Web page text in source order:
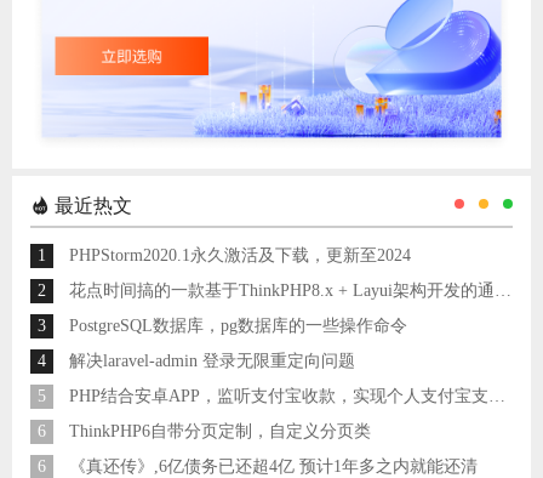
最近热文
1
PHPStorm2020.1永久激活及下载，更新至2024
2
花点时间搞的一款基于ThinkPHP8.x + Layui架构开发的通用后台管理系统
3
PostgreSQL数据库，pg数据库的一些操作命令
4
解决laravel-admin 登录无限重定向问题
5
PHP结合安卓APP，监听支付宝收款，实现个人支付宝支付接口
6
ThinkPHP6自带分页定制，自定义分页类
6
《真还传》,6亿债务已还超4亿 预计1年多之内就能还清